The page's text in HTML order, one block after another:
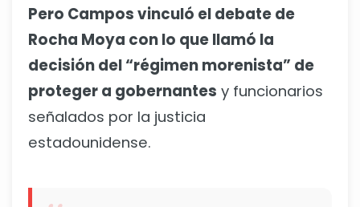
Pero Campos vinculó el debate de
Rocha Moya con lo que llamó la
decisión del “régimen morenista” de
proteger a gobernantes y funcionarios
señalados por la justicia
estadounidense.